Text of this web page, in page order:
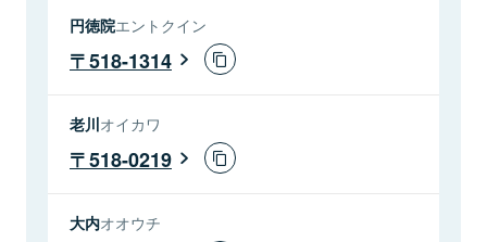
円徳院エントクイン
518-1314
老川オイカワ
518-0219
大内オオウチ